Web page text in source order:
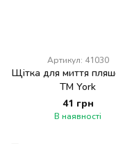
Артикул: 41030
Щітка для миття
ТМ York
41 грн
В наявності